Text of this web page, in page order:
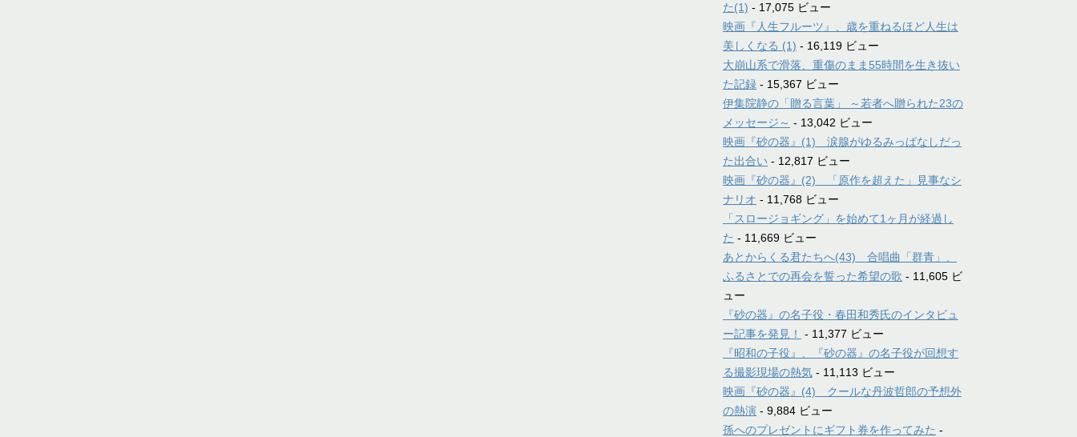
た(1) - 17,075 ビュー
映画『人生フルーツ』、歳を重ねるほど人生は
美しくなる (1) - 16,119 ビュー
大崩山系で滑落、重傷のまま55時間を生き抜い
た記録 - 15,367 ビュー
伊集院静の「贈る言葉」 ～若者へ贈られた23の
メッセージ～ - 13,042 ビュー
映画『砂の器』(1) 涙腺がゆるみっぱなしだっ
た出合い - 12,817 ビュー
映画『砂の器』(2) 「原作を超えた」見事なシ
ナリオ - 11,768 ビュー
「スロージョギング」を始めて1ヶ月が経過し
た - 11,669 ビュー
あとからくる君たちへ(43) 合唱曲「群青」、
ふるさとでの再会を誓った希望の歌 - 11,605 ビ
ュー
『砂の器』の名子役・春田和秀氏のインタビュ
ー記事を発見！
- 11,377 ビュー
『昭和の子役』、『砂の器』の名子役が回想す
る撮影現場の熱気 - 11,113 ビュー
映画『砂の器』(4) クールな丹波哲郎の予想外
の熱演 - 9,884 ビュー
孫へのプレゼントにギフト券を作ってみた -